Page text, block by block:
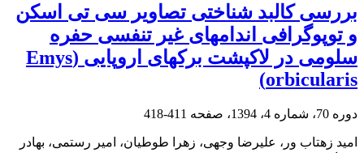
بررسی کالبد شناختی تصاویر سی تی اسکن
و توپوگرافی اندامهای غیر تنفسی حفره
سلومی در لاکپشت برکهای اروپایی (Emys
orbicularis)
دوره 70، شماره 4، 1394، صفحه 411-418
امید زهتاب ور، علیرضا وجهی، زهرا طوطیان، امیر رستمی، بهادر